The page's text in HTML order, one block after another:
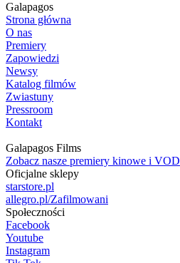
Galapagos
Strona główna
O nas
Premiery
Zapowiedzi
Newsy
Katalog filmów
Zwiastuny
Pressroom
Kontakt
Galapagos Films
Zobacz nasze premiery kinowe i VOD
Oficjalne sklepy
starstore.pl
allegro.pl/Zafilmowani
Społeczności
Facebook
Youtube
Instagram